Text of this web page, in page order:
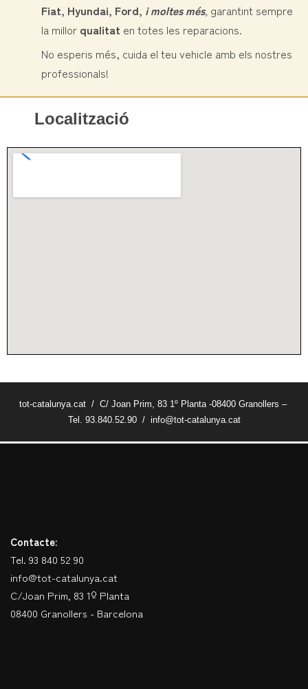
Fiat, Hyundai, Ford, i moltes més, garantint sempre
la millor qualitat en totes les reparacions.
No esperis més, cuida el teu vehicle amb els nostres
professionals!
Localització
tot-catalunya.cat / C/ Joan Prim, 83 1º Planta -08400 Granollers –
Tel. 93.840.52.90 / info@tot-catalunya.cat
Contacte:
Tel. 93 840 52 90
info@tot-catalunya.cat
C/Joan Prim, 83 1º Planta
08400 Granollers - Barcelona